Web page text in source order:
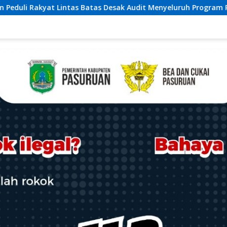
Audit Menyeluruh Program Pemulihan Pertanian Bireuen,